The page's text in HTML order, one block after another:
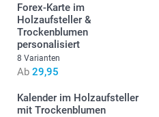
Forex-Karte im
Holzaufsteller &
Trockenblumen
personalisiert
8 Varianten
Ab 29,95
Kalender im Holzaufsteller
mit Trockenblumen